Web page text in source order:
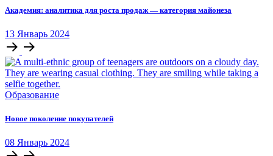
Академия: аналитика для роста продаж — категория майонеза
13 Январь 2024
Образование
Новое поколение покупателей
08 Январь 2024